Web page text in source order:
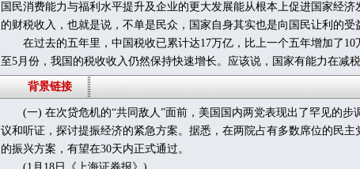
国民消费能力与福利水平提升及企业的更大发展能从根本上促进国家经
的财税收入，也就是说，不单是民众，国家自身其实也是向国民让利的受
在过去的五年里，中国税收已累计达17万亿，比上一个五年增加了10
至5月份，我国的税收收入仍然保持快速增长。应该说，国家有能力在减税
背景链接
(一) 在次贷危机的“共同敌人”面前，美国国内两党表现出了罕见的步
议和听证，探讨提振经济的紧急方案。据悉，在两院占有多数席位的民主
的振兴方案，有望在30天内正式通过。